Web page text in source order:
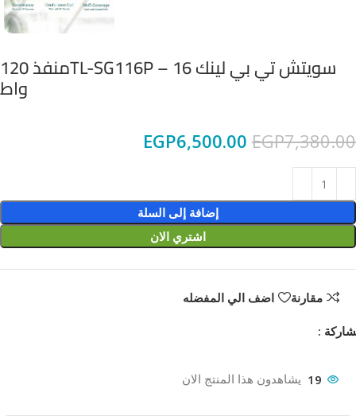
سويتش تي بي لينك TL-SG116P – 16منفذ 120
واط
EGP7,380.00
EGP6,500.00
إضافة إلى السلة
اشتري الان
مقارنة اضف الي المفضله
:
19 يشاهدون هذا المنتج الان